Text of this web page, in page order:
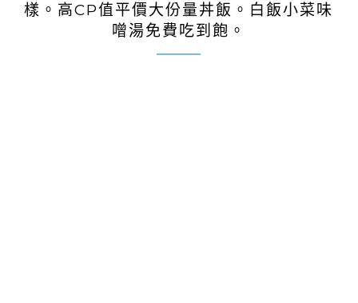
樣。高CP值平價大份量丼飯。白飯小菜味
噌湯免費吃到飽。